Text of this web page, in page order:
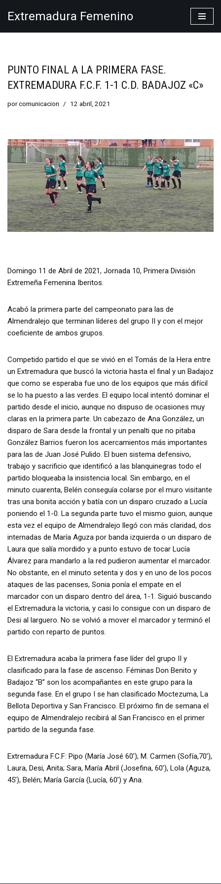
Extremadura Femenino
PUNTO FINAL A LA PRIMERA FASE.
EXTREMADURA F.C.F. 1-1 C.D. BADAJOZ «C»
porcomunicacion 12 abril, 2021
Domingo 11 de Abril de 2021, Jornada 10, Primera División
Extremeña Femenina Iberitos.
Acabó la primera parte del campeonato para las de
Almendralejo que terminan líderes del grupo II y con el mejor
coeficiente de ambos grupos.
Competido partido el que se vivió en el Tomás de la Hera entre
un Extremadura que buscó la victoria hasta el final y un Badajoz
que como se esperaba fue uno de los equipos que más difícil
se lo ha puesto a las verdes. El equipo local intentó dominar el
partido desde el inicio, aunque no dispuso de ocasiones muy
claras en la primera parte. Un cabezazo de Ana González, un
disparo de Sara desde la frontal y un penalti que no pitaba
González Barrios fueron los acercamientos más importantes
para las de Juan José Pulido. El buen sistema defensivo,
trabajo y sacrificio que identificó a las blanquinegras todo el
partido bloqueaba la insistencia local. Sin embargo, en el
minuto cuarenta, Belén conseguía colarse por el muro visitante
tras una bonita acción y batía con un disparo cruzado a Lucía
poniendo el 1-0. La segunda parte tuvo el mismo guion, aunque
esta vez el equipo de Almendralejo llegó con más claridad, dos
internadas de María Aguza por banda izquierda o un disparo de
Laura que salía mordido y a punto estuvo de tocar Lucía
Álvarez para mandarlo a la red pudieron aumentar el marcador.
No obstante, en el minuto setenta y dos y en uno de los pocos
ataques de las pacenses, Sonia ponía el empate en el
marcador con un disparo dentro del área, 1-1. Siguió buscando
el Extremadura la victoria, y casi lo consigue con un disparo de
Desi al larguero. No se volvió a mover el marcador y terminó el
partido con reparto de puntos.
El Extremadura acaba la primera fase líder del grupo II y
clasificado para la fase de ascenso. Féminas Don Benito y
Badajoz “B” son los acompañantes en este grupo para la
segunda fase. En el grupo I se han clasificado Moctezuma, La
Bellota Deportiva y San Francisco. El próximo fin de semana el
equipo de Almendralejo recibirá al San Francisco en el primer
partido de la segunda fase.
Extremadura F.C.F: Pipo (María José 60’); M. Carmen (Sofía,70’),
Laura, Desi, Anita; Sara, María Abril (Josefina, 60’), Lola (Aguza,
45’), Belén; María García (Lucía, 60’) y Ana.